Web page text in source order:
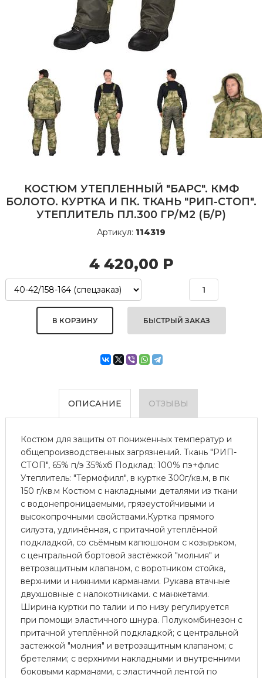
КОСТЮМ УТЕПЛЕННЫЙ "БАРС". КМФ
БОЛОТО. КУРТКА И ПК. ТКАНЬ "РИП-СТОП".
УТЕПЛИТЕЛЬ ПЛ.300 ГР/М2 (Б/Р)
Артикул: 114319
4 420,00 Р
БЫСТРЫЙ ЗАКАЗ
ОПИСАНИЕ ОТЗЫВЫ
Костюм для защиты от пониженных температур и
общепроизводственных загрязнений. Ткань "РИП-
СТОП", 65% п/э 35%хб Подклад: 100% пэ+флис
Утеплитель: "Термофилл", в куртке 300г/кв.м, в пк
150 г/кв.м Костюм с накладными деталями из ткани
с водонепроницаемыми, грязеустойчивыми и
высокопрочными свойствами.Куртка прямого
силуэта, удлинённая, с притачной утеплённой
подкладкой, со съёмным капюшоном с козырьком,
с центральной бортовой застёжкой "молния" и
ветрозащитным клапаном, с воротником стойка,
верхними и нижними карманами. Рукава втачные
двухшовные с налокотниками. с манжетами.
Ширина куртки по талии и по низу регулируется
при помощи эластичного шнура. Полукомбинезон с
притачной утеплённой подкладкой; с центральной
застежкой "молния" и ветрозащитным клапаном; с
бретелями; с верхними накладными и внутренними
боковыми карманами, с эластичной лентой по